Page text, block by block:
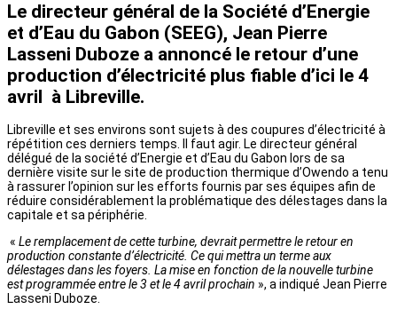
Le directeur général de la Société d’Energie
et d’Eau du Gabon (SEEG), Jean Pierre
Lasseni Duboze a annoncé le retour d’une
production d’électricité plus fiable d’ici le 4
avril à Libreville.
Libreville et ses environs sont sujets à des coupures d’électricité à
répétition ces derniers temps. Il faut agir. Le directeur général
délégué de la société d’Energie et d’Eau du Gabon lors de sa
dernière visite sur le site de production thermique d’Owendo a tenu
à rassurer l’opinion sur les efforts fournis par ses équipes afin de
réduire considérablement la problématique des délestages dans la
capitale et sa périphérie.
« Le remplacement de cette turbine, devrait permettre le retour en
production constante d’électricité. Ce qui mettra un terme aux
délestages dans les foyers. La mise en fonction de la nouvelle turbine
est programmée entre le 3 et le 4 avril prochain », a indiqué Jean Pierre
Lasseni Duboze.